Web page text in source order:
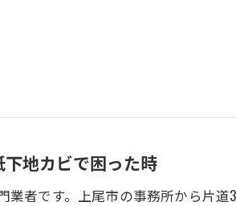
下地カビで困った時
者です。上尾市の事務所から片道